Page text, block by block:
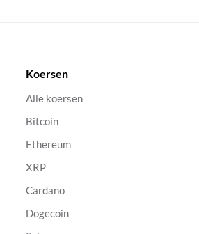
Koersen
Alle koersen
Bitcoin
Ethereum
XRP
Cardano
Dogecoin